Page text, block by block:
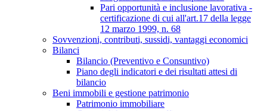
Pari opportunità e inclusione lavorativa -
certificazione di cui all'art.17 della legge
12 marzo 1999, n. 68
Sovvenzioni, contributi, sussidi, vantaggi economici
Bilanci
Bilancio (Preventivo e Consuntivo)
Piano degli indicatori e dei risultati attesi di
bilancio
Beni immobili e gestione patrimonio
Patrimonio immobiliare